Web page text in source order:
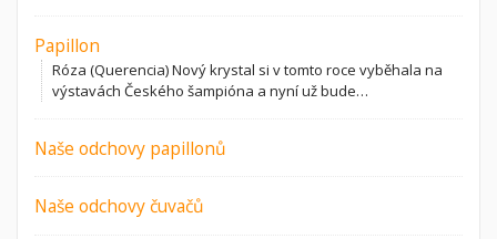
Papillon
Róza (Querencia) Nový krystal si v tomto roce vyběhala na
výstavách Českého šampióna a nyní už bude…
Naše odchovy papillonů
Naše odchovy čuvačů